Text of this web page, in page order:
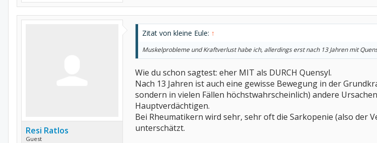
Resi Ratlos
Guest
Zitat von kleine Eule: ↑
Muskelprobleme und Kraftverlust habe ich, allerdings erst nach 13 Jahren mit
Wie du schon sagtest: eher MIT als DURCH Quensyl.
Nach 13 Jahren ist auch eine gewisse Bewegung in der
sondern in vielen Fällen höchstwahrscheinlich) andere
Hauptverdächtigen.
Bei Rheumatikern wird sehr, sehr oft die Sarkopenie (also
unterschätzt.